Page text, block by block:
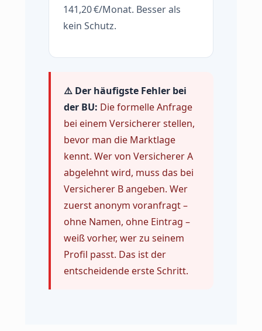
141,20 €/Monat. Besser als
kein Schutz.
⚠️ Der häufigste Fehler bei
der BU: Die formelle Anfrage
bei einem Versicherer stellen,
bevor man die Marktlage
kennt. Wer von Versicherer A
abgelehnt wird, muss das bei
Versicherer B angeben. Wer
zuerst anonym voranfragt –
ohne Namen, ohne Eintrag –
weiß vorher, wer zu seinem
Profil passt. Das ist der
entscheidende erste Schritt.